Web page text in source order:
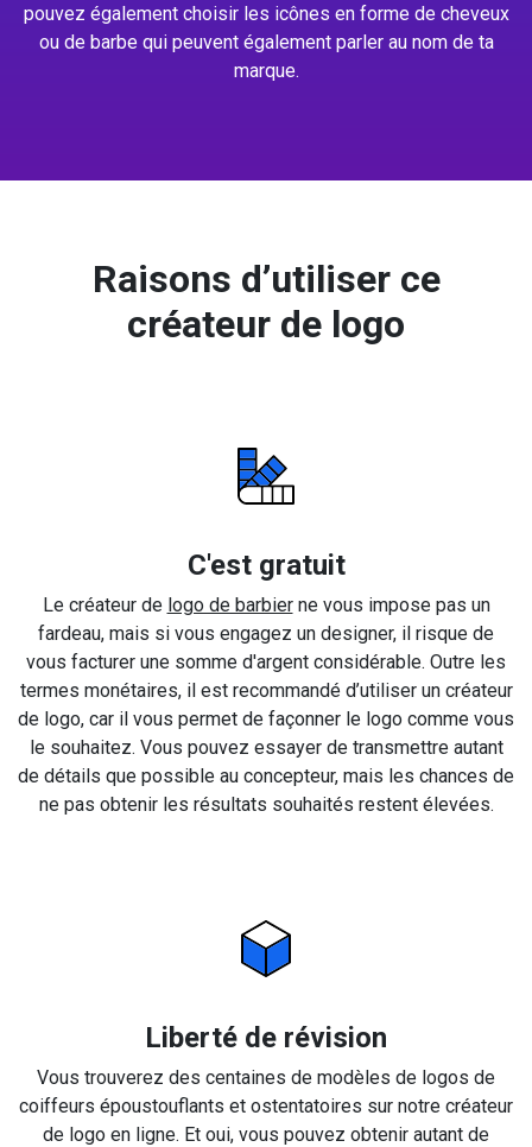
pouvez également choisir les icônes en forme de cheveux
ou de barbe qui peuvent également parler au nom de ta
marque.
Raisons d’utiliser ce
créateur de logo
C'est gratuit
Le créateur de logo de barbierne vous impose pas un
fardeau, mais si vous engagez un designer, il risque de
vous facturer une somme d'argent considérable. Outre les
termes monétaires, il est recommandé d’utiliser un créateur
de logo, car il vous permet de façonner le logo comme vous
le souhaitez. Vous pouvez essayer de transmettre autant
de détails que possible au concepteur, mais les chances de
ne pas obtenir les résultats souhaités restent élevées.
Liberté de révision
Vous trouverez des centaines de modèles de logos de
coiffeurs époustouflants et ostentatoires sur notre créateur
de logo en ligne. Et oui, vous pouvez obtenir autant de